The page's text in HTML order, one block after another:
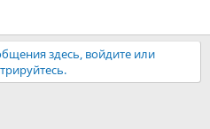
здесь, войдите или